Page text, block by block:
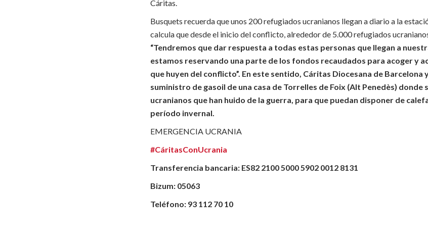
Cáritas.
Busquets recuerda que unos 200 refugiados ucranianos llegan a diario a la
calcula que desde el inicio del conflicto, alrededor de 5.000 refugiados
“Tendremos que dar respuesta a todas estas personas que llegan a
estamos reservando una parte de los fondos recaudados para acoger y
que huyen del conflicto”. En este sentido, Cáritas Diocesana de Barcelona
suministro de gasoil de una casa de Torrelles de Foix (Alt Penedès) donde
ucranianos que han huido de la guerra, para que puedan disponer de
período invernal.
EMERGENCIA UCRANIA
#CáritasConUcrania
Transferencia bancaria: ES82 2100 5000 5902 0012 8131
Bizum: 05063
Teléfono: 93 112 70 10